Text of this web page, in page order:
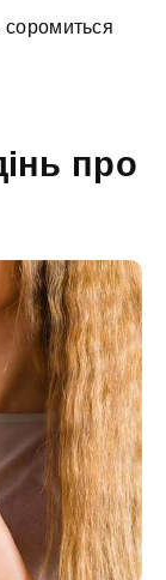
соромиться
про